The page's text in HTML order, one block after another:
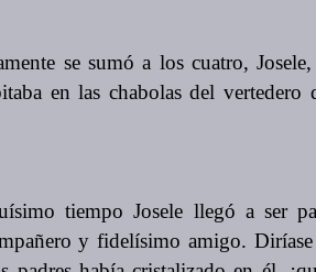
se sumó a los cuatro,
en las chabolas del vertedero
tiempo Josele llegó a ser
y fidelísimo amigo.